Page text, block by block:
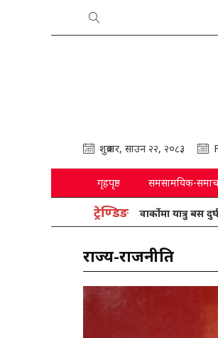
शुक्रबार, साउन २२, २०८३
गृहपृष्ठ समसामयिक-
ट्रेण्डिङ
ग्वार्कोमा यात्रु बस दुर्घटनामा
राज्य-राजनीति